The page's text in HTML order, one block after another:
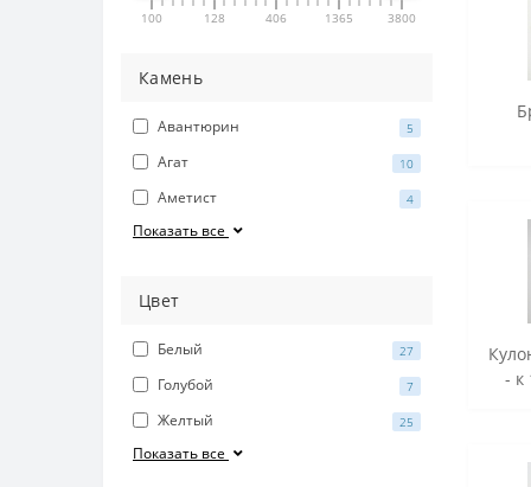
100 128 406 1365 3800
Камень
Авантюрин 5
Агат 10
Аметист 4
Показать все
Цвет
Белый 27
Голубой 7
Желтый 25
Показать все
- к